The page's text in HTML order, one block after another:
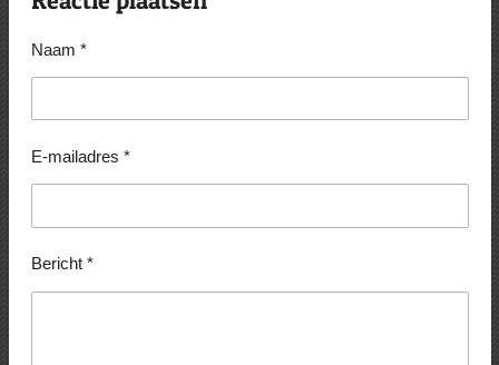
n
e
n
Naam *
E-mailadres *
Bericht *